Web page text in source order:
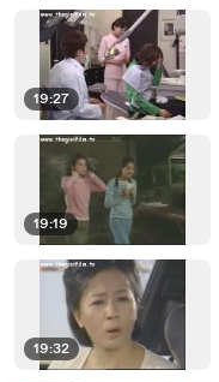
19:27
19:19
19:32